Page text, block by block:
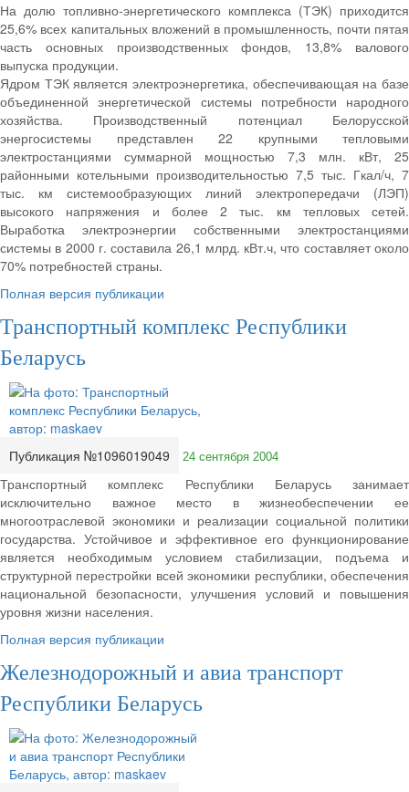
На долю топливно-энергетического комплекса (ТЭК) приходится
25,6% всех капитальных вложений в промышленность, почти пятая
часть основных производственных фондов, 13,8% валового
выпуска продукции.
Ядром ТЭК является электроэнергетика, обеспечивающая на базе
объединенной энергетической системы потребности народного
хозяйства. Производственный потенциал Белорусской
энергосистемы представлен 22 крупными тепловыми
электростанциями суммарной мощностью 7,3 млн. кВт, 25
районными котельными производительностью 7,5 тыс. Гкал/ч, 7
тыс. км системообразующих линий электропередачи (ЛЭП)
высокого напряжения и более 2 тыс. км тепловых сетей.
Выработка электроэнергии собственными электростанциями
системы в 2000 г. составила 26,1 млрд. кВт.ч, что составляет около
70% потребностей страны.
Полная версия публикации
Транспортный комплекс Республики
Беларусь
Публикация №1096019049 24 сентября 2004
Транспортный комплекс Республики Беларусь занимает
исключительно важное место в жизнеобеспечении ее
многоотраслевой экономики и реализации социальной политики
государства. Устойчивое и эффективное его функционирование
является необходимым условием стабилизации, подъема и
структурной перестройки всей экономики республики, обеспечения
национальной безопасности, улучшения условий и повышения
уровня жизни населения.
Полная версия публикации
Железнодорожный и авиа транспорт
Республики Беларусь